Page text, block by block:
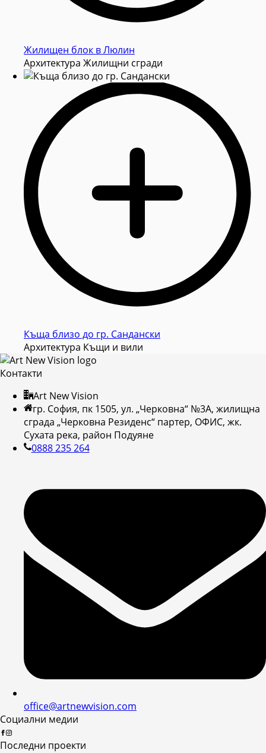
Жилищен блок в Люлин
Архитектура Жилищни сгради
Къща близо до гр. Сандански
Архитектура Къщи и вили
Контакти
Art New Vision
гр. София, пк 1505, ул. „Черковна“ №3А, жилищна
сграда „Черковна Резиденс“ партер, ОФИС, жк.
Сухата река, район Подуяне
0888 235 264
office@artnewvision.com
Социални медии
Последни проекти